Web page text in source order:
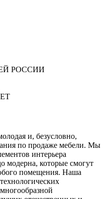
РОССИИ
и, безусловно,
по продаже мебели. Мы
интерьера
модерна, которые смогут
помещения. Наша